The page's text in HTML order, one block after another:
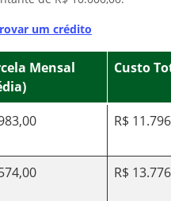
um crédito
Mensal
Custo
R$
R$